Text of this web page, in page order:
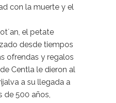
con la muerte y el
el petate
desde tiempos
ofrendas y regalos
Centla le dieron al
a su llegada a
de 500 años,